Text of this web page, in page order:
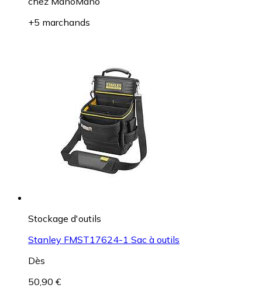
+5 marchands
Stockage d'outils
Stanley FMST17624-1 Sac à outils
Dès
50,90 €